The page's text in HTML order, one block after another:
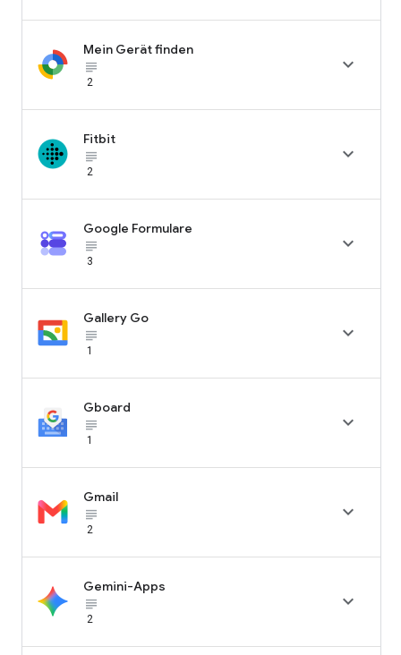
Mein Gerät finden
subject_black
2

Fitbit
subject_black
2

Google Formulare
subject_black
3

Gallery Go
subject_black
1

Gboard
subject_black
1

Gmail
subject_black
2

Gemini-Apps
subject_black
2
